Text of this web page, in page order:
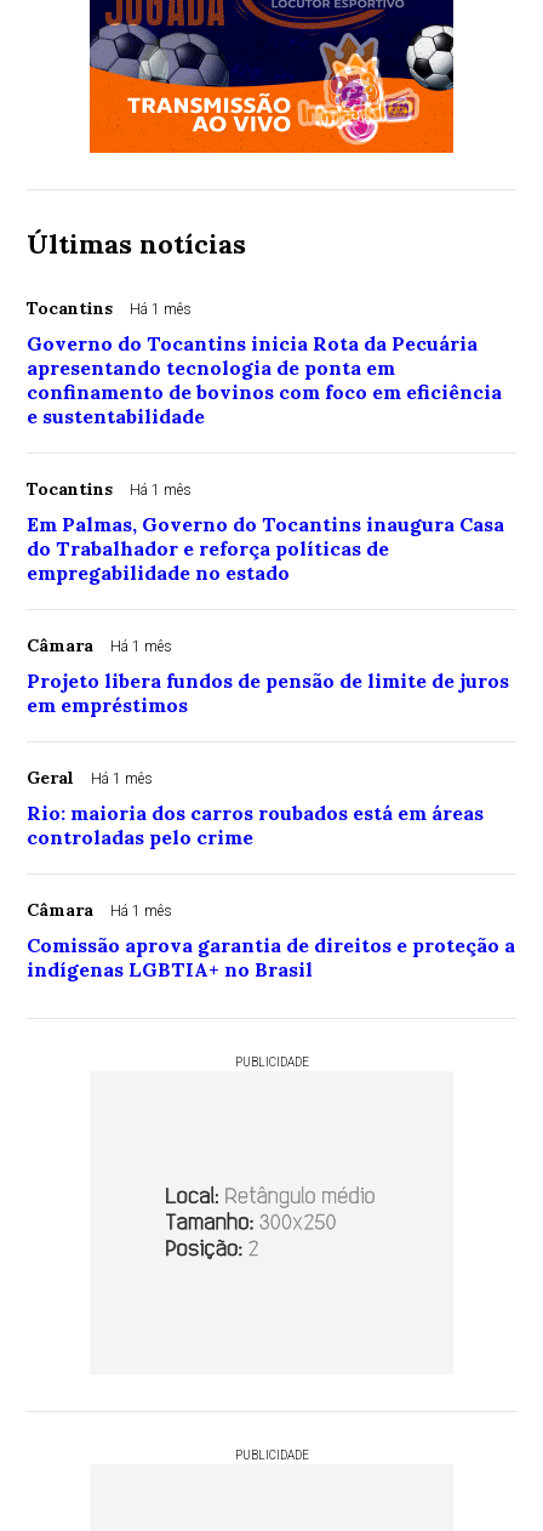
Últimas notícias
Tocantins Há 1 mês
Governo do Tocantins inicia Rota da Pecuária
apresentando tecnologia de ponta em
confinamento de bovinos com foco em eficiência
e sustentabilidade
Tocantins Há 1 mês
Em Palmas, Governo do Tocantins inaugura Casa
do Trabalhador e reforça políticas de
empregabilidade no estado
Câmara Há 1 mês
Projeto libera fundos de pensão de limite de juros
em empréstimos
Geral Há 1 mês
Rio: maioria dos carros roubados está em áreas
controladas pelo crime
Câmara Há 1 mês
Comissão aprova garantia de direitos e proteção a
indígenas LGBTIA+ no Brasil
PUBLICIDADE
PUBLICIDADE